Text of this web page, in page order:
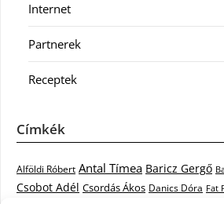
Internet
Partnerek
Receptek
Címkék
Alföldi Róbert Antal Tímea Baricz Gergő
Csobot Adél Csordás Ákos Danics Dóra Fat